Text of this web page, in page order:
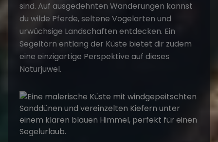
sind. Auf ausgedehnten Wanderungen kannst
du wilde Pferde, seltene Vogelarten und
urwüchsige Landschaften entdecken. Ein
Segeltörn entlang der Küste bietet dir zudem
eine einzigartige Perspektive auf dieses
Naturjuwel.